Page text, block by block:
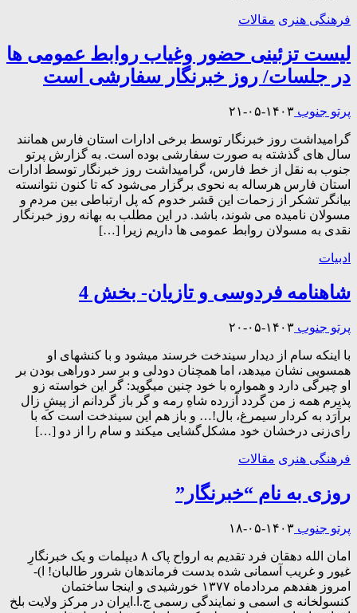
فرهنگی هنری مقالات
لیست تزئینی حضور وغیاب روابط عمومی ها
در جلسات/ روز خبرنگار سفارشی است
پرتو جنوب ۱۴۰۳-۰۵-۲۱
گرامیداشت روز خبرنگار توسط برخی ادارات استان فارس همانند
سال های گذشته به صورت سفارشی بوده است. به گزارش پرتو
جنوب به نقل از خط فارس، گرامیداشت روز خبرنگار توسط ادارات
استان فارس هرساله به نحوی برگزار می‌شود که تا کنون نتوانسته
بیانگر تشکر از زحمات این قشر خدوم که پل ارتباطی بین مردم و
مسولان نامیده می شوند، باشد. در این مطلب به بهانه روز خبرنگار
نقدی به مسولان روابط عمومی ها داریم زیرا […]
ادبیات
شاهنامه فردوسی و تازیان- بخش 4
پرتو جنوب ۱۴۰۳-۰۵-۲۰
با اینکه سام از دیدار سیندخت خرسند میشود و با کنشهای او
همسویی نشان میدهد، اما همچنان دودلی و بر سر دوراهی بودن بر
او چیرگی دارد و همواره با خود چنین میگوید: گر این خواسته زو
پذیرم همه ز من گردد آزرده شاهِ رمه و گر باز گردانم از پیشِ زال
برآرَد به کردار سیمرغ، بال!… و باز هم این سیندخت است که با
رای‌زنی درخشان خود مشکل‌گشایی میکند و سام را از دو […]
فرهنگی هنری مقالات
روزی به نام “خبرنگار”
پرتو جنوب ۱۴۰۳-۰۵-۱۸
امان الله دهقان فرد تقدیم به ارواح پاک ۸ دیپلمات و یک خبرنگارِ
غیور و غریب آسمانی شده بدست فرماندهان شرور طالبان! ا)-
امروز هفدهم مردادماه ۱۳۷۷ خورشیدی و اینجا ساختمان
کنسولخانه ی اسمی و نمایندگی رسمی ج.ا.ایران در مرکز ولایت بلخ